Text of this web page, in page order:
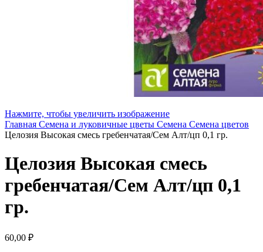
Нажмите, чтобы увеличить изображение
Главная Семена и луковичные цветы Семена Семена цветов
Целозия Высокая смесь гребенчатая/Сем Алт/цп 0,1 гр.
Целозия Высокая смесь
гребенчатая/Сем Алт/цп 0,1
гр.
60,00 ₽